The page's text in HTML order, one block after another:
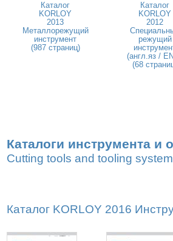
Каталог
KORLOY
2013
Металлорежущий
инструмент
(987 страниц)
Каталог
KORLOY
2012
режущий
(англ.яз /
(68
Каталоги инструмента и
Cutting tools and tooling
Каталог KORLOY 2016